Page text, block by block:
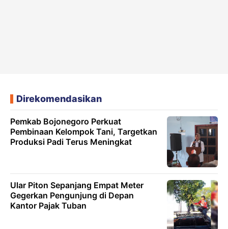
Direkomendasikan
Pemkab Bojonegoro Perkuat
Pembinaan Kelompok Tani, Targetkan
Produksi Padi Terus Meningkat
Ular Piton Sepanjang Empat Meter
Gegerkan Pengunjung di Depan
Kantor Pajak Tuban